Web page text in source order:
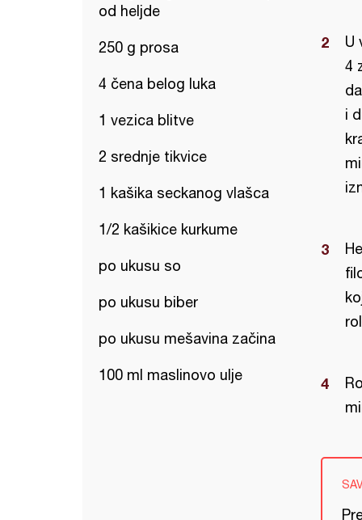
od heljde
250 g prosa
4 čena belog luka
1 vezica blitve
2 srednje tikvice
1 kašika seckanog vlašca
1/2 kašikice kurkume
po ukusu so
po ukusu biber
po ukusu mešavina začina
100 ml maslinovo ulje
U
4
i